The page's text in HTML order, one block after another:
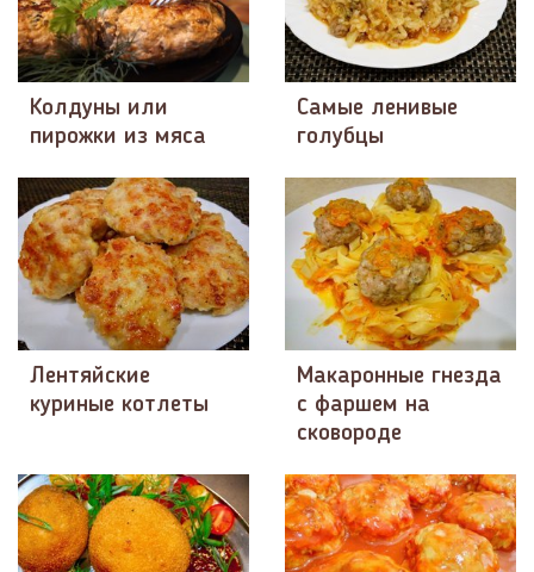
Колдуны или
пирожки из мяса
Самые ленивые
голубцы
Лентяйские
куриные котлеты
Макаронные гнезда
с фаршем на
сковороде